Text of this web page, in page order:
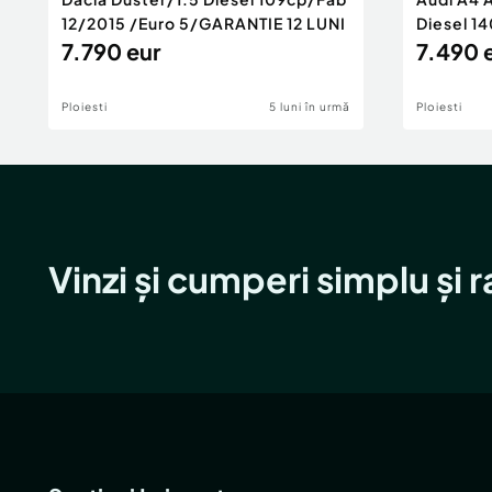
12/2015 /Euro 5/GARANTIE 12 LUNI
7.790 eur
Ploiesti 5 luni în urmă
Diesel
Rate/
7.490
Ploiesti
Vinzi și cumperi simplu și